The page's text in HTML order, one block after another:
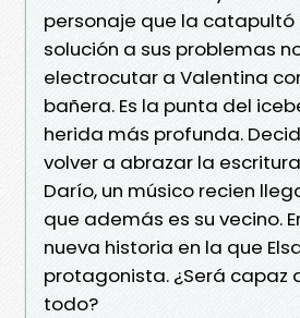
personaje que la catapultó
solución a sus problemas
electrocutar a Valentina
bañera. Es la punta del
herida más profunda.
volver a abrazar la
Darío, un músico recien
que además es su vecino.
nueva historia en la que
protagonista. ¿Será capaz
todo?